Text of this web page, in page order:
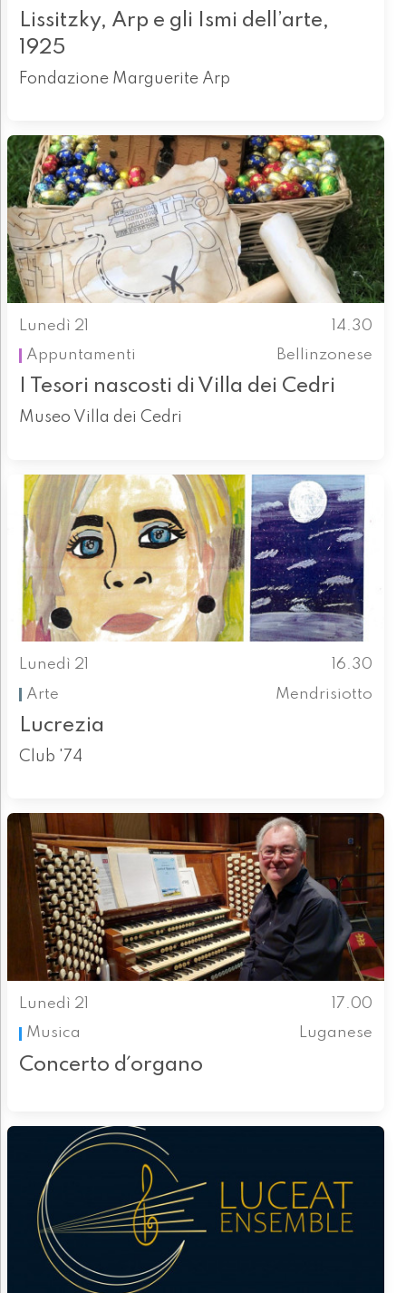
Lissitzky, Arp e gli Ismi dell’arte,
1925
Fondazione Marguerite Arp
Lunedì 21
14.30
Appuntamenti
Bellinzonese
I Tesori nascosti di Villa dei Cedri
Museo Villa dei Cedri
Lunedì 21
16.30
Arte
Mendrisiotto
Lucrezia
Club '74
Lunedì 21
17.00
Musica
Luganese
Concerto d´organo